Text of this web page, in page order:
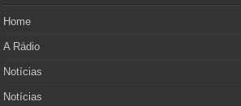
Home
A Rádio
Notícias
Notícias